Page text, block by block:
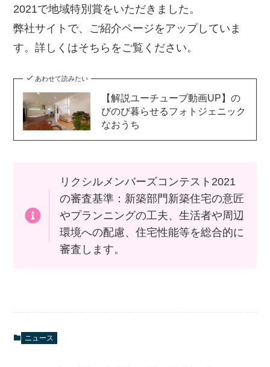
2021で地域特別賞をいただきました。
弊社サイトで、ご紹介ページをアップしていま
す。詳しくはそちらをご覧ください。
あわせて読みたい
【解説ユーチューブ動画UP】の
びのび暮らせるフォトジェニック
なおうち
リクシルメンバーズコンテスト2021
の審査基準：新築部門新築住宅の意匠
やプランニングの工夫、生活者や周辺
環境への配慮、住宅性能等を総合的に
審査します。
ニュース